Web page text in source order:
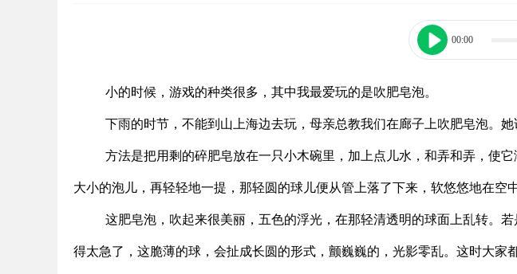
00:00
小的时候，游戏的种类很多，其中我最爱玩的是吹肥皂泡。
下雨的时节，不能到山上海边去玩，母亲总教我们在廊子上吹肥皂泡。
方法是把用剩的碎肥皂放在一只小木碗里，加上点儿水，和弄和弄，使
大小的泡儿，再轻轻地一提，那轻圆的球儿便从管上落了下来，软悠悠地在空
这肥皂泡，吹起来很美丽，五色的浮光，在那轻清透明的球面上乱转。
得太急了，这脆薄的球，会扯成长圆的形式，颤巍巍的，光影零乱。这时大